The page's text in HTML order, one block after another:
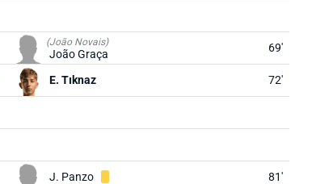
(João Novais)
João Graça 69'
E. Tıknaz 72'
J. Panzo
81'